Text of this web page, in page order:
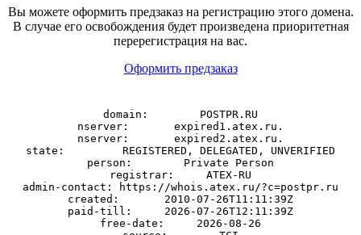
Вы можете оформить предзаказ на регистрацию этого домена.
В случае его освобождения будет произведена приоритетная
перерегистрация на вас.
Оформить предзаказ
domain:        POSTPR.RU
nserver:       expired1.atex.ru.
nserver:       expired2.atex.ru.
state:         REGISTERED, DELEGATED, UNVERIFIED
person:        Private Person
registrar:     ATEX-RU
admin-contact: https://whois.atex.ru/?c=postpr.ru
created:       2010-07-26T11:11:39Z
paid-till:     2026-07-26T12:11:39Z
free-date:     2026-08-26